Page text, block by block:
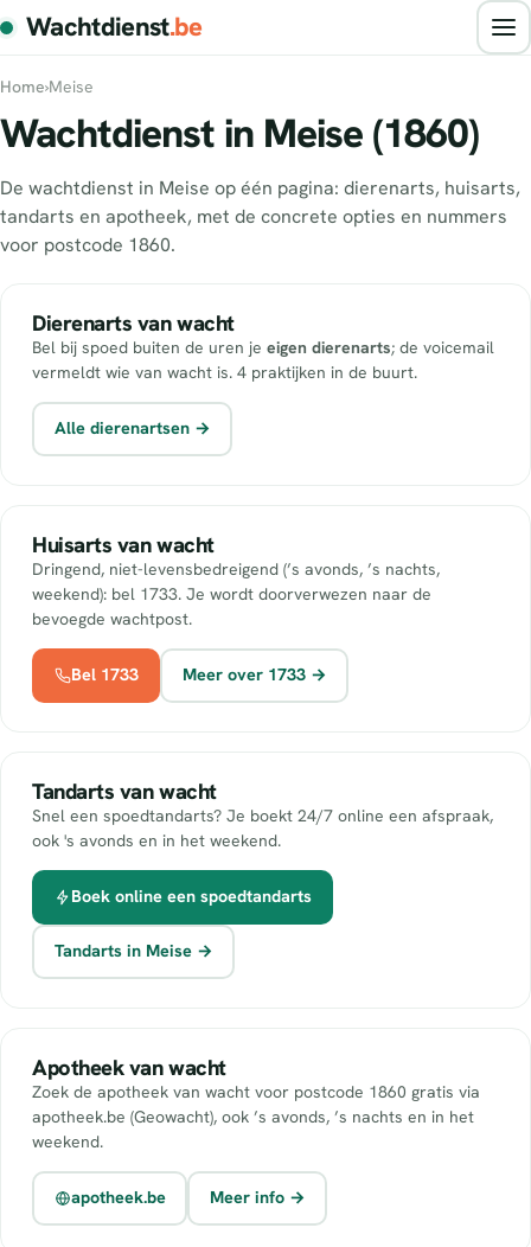
Wachtdienst.be
Home›Meise
Wachtdienst in Meise (1860)
De wachtdienst in Meise op één pagina: dierenarts, huisarts,
tandarts en apotheek, met de concrete opties en nummers
voor postcode 1860.
Dierenarts van wacht
Bel bij spoed buiten de uren je eigen dierenarts; de voicemail
vermeldt wie van wacht is. 4 praktijken in de buurt.
Alle dierenartsen →
Huisarts van wacht
Dringend, niet-levensbedreigend (’s avonds, ’s nachts,
weekend): bel 1733. Je wordt doorverwezen naar de
bevoegde wachtpost.
Bel 1733 Meer over 1733 →
Tandarts van wacht
Snel een spoedtandarts? Je boekt 24/7 online een afspraak,
ook 's avonds en in het weekend.
Boek online een spoedtandarts
Tandarts in Meise →
Apotheek van wacht
Zoek de apotheek van wacht voor postcode 1860 gratis via
apotheek.be (Geowacht), ook ’s avonds, ’s nachts en in het
weekend.
apotheek.be Meer info →